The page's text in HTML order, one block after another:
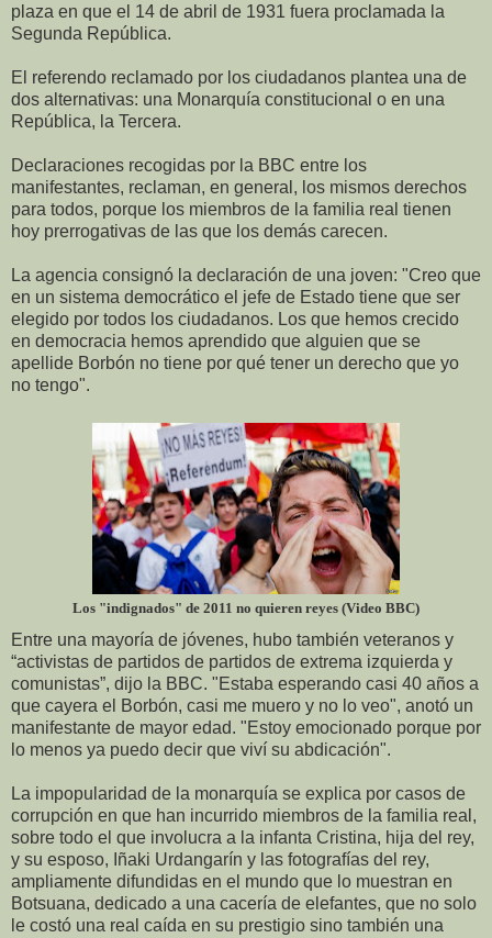
plaza en que el 14 de abril de 1931 fuera proclamada la
Segunda República.
El referendo reclamado por los ciudadanos plantea una de
dos alternativas: una Monarquía constitucional o en una
República, la Tercera.
Declaraciones recogidas por la BBC entre los
manifestantes, reclaman, en general, los mismos derechos
para todos, porque los miembros de la familia real tienen
hoy prerrogativas de las que los demás carecen.
La agencia consignó la declaración de una joven: "Creo que
en un sistema democrático el jefe de Estado tiene que ser
elegido por todos los ciudadanos. Los que hemos crecido
en democracia hemos aprendido que alguien que se
apellide Borbón no tiene por qué tener un derecho que yo
no tengo".
Los "indignados" de 2011 no quieren reyes (Video BBC)
Entre una mayoría de jóvenes, hubo también veteranos y
“activistas de partidos de partidos de extrema izquierda y
comunistas”, dijo la BBC. "Estaba esperando casi 40 años a
que cayera el Borbón, casi me muero y no lo veo", anotó un
manifestante de mayor edad. "Estoy emocionado porque por
lo menos ya puedo decir que viví su abdicación".
La impopularidad de la monarquía se explica por casos de
corrupción en que han incurrido miembros de la familia real,
sobre todo el que involucra a la infanta Cristina, hija del rey,
y su esposo, Iñaki Urdangarín y las fotografías del rey,
ampliamente difundidas en el mundo que lo muestran en
Botsuana, dedicado a una cacería de elefantes, que no solo
le costó una real caída en su prestigio sino también una